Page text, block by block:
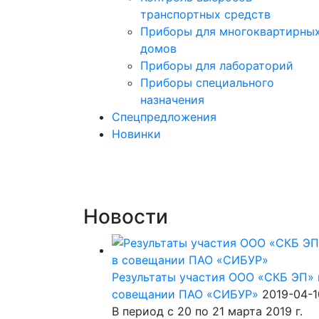
транспортных средств
Приборы для
домов
Приборы для лабораторий
Приборы специального
назначения
Спецпредложения
Новинки
Новости
Результаты участия ООО «СКБ ЭП»
совещании ПАО «СИБУР» 2019-04-
В период с 20 по 21 марта 2019 г.